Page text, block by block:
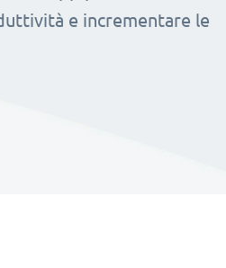
e incrementare le